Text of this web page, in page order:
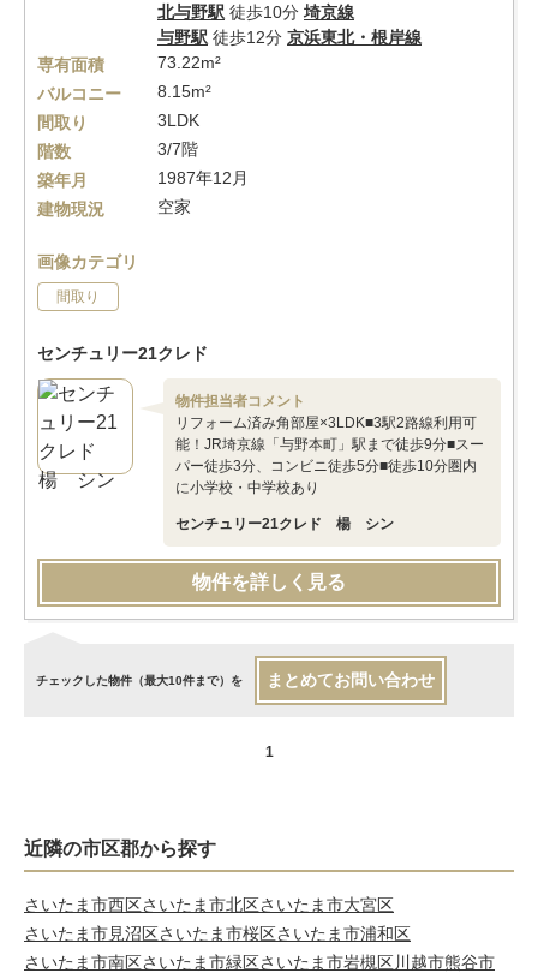
北与野駅 徒歩10分 埼京線
与野駅 徒歩12分 京浜東北・根岸線
専有面積
73.22m²
バルコニー
8.15m²
間取り
3LDK
階数
3/7階
築年月
1987年12月
建物現況
空家
画像カテゴリ
間取り
センチュリー21クレド
物件担当者コメント
リフォーム済み角部屋×3LDK■3駅2路線利用可
能！JR埼京線「与野本町」駅まで徒歩9分■スー
パー徒歩3分、コンビニ徒歩5分■徒歩10分圏内
に小学校・中学校あり
センチュリー21クレド 楊 シン
物件を詳しく見る
チェックした物件（最大10件まで）を まとめてお問い合わせ
1
近隣の市区郡から探す
さいたま市西区さいたま市北区さいたま市大宮区
さいたま市見沼区さいたま市桜区さいたま市浦和区
さいたま市南区さいたま市緑区さいたま市岩槻区川越市熊谷市